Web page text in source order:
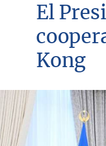
El
Kong